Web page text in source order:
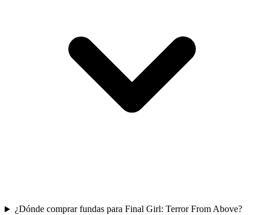
¿Dónde comprar fundas para Final Girl: Terror From Above?